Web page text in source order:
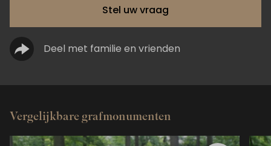
Stel uw vraag
Deel met familie en vrienden
Vergelijkbare grafmonumenten